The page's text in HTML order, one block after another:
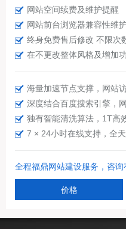
网站空间续费及维护提醒
网站前台浏览器兼容性维护
终身免费售后修改 不限次
在不更改整体风格及增加
海量加速节点支撑，网站
深度结合百度搜索引擎，
独有智能清洗算法，1T高
7 × 24小时在线支持，全
全程福鼎网站建设服务，咨询
价格